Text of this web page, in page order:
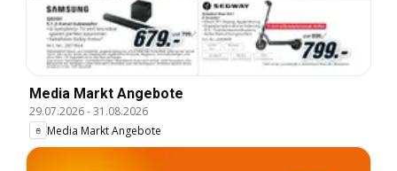
Media Markt Angebote
29.07.2026-31.08.2026
Media Markt Angebote